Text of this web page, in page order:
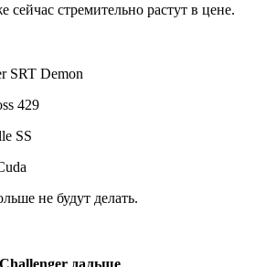
стремительно растут в цене.
SRT Demon
429
SS
не будут делать.
дальше